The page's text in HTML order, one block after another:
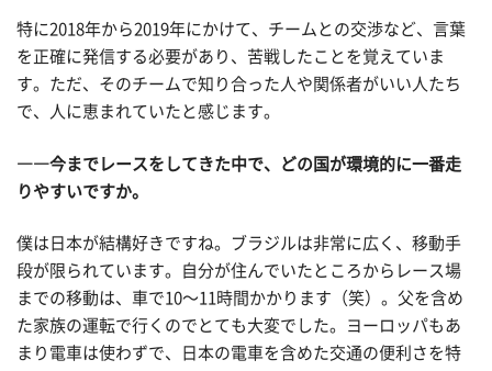
特に2018年から2019年にかけて、チームとの交渉など、言葉
を正確に発信する必要があり、苦戦したことを覚えていま
す。ただ、そのチームで知り合った人や関係者がいい人たち
で、人に恵まれていたと感じます。
――今までレースをしてきた中で、どの国が環境的に一番走
りやすいですか。
僕は日本が結構好きですね。ブラジルは非常に広く、移動手
段が限られています。自分が住んでいたところからレース場
までの移動は、車で10〜11時間かかります（笑）。父を含め
た家族の運転で行くのでとても大変でした。ヨーロッパもあ
まり電車は使わずで、日本の電車を含めた交通の便利さを特